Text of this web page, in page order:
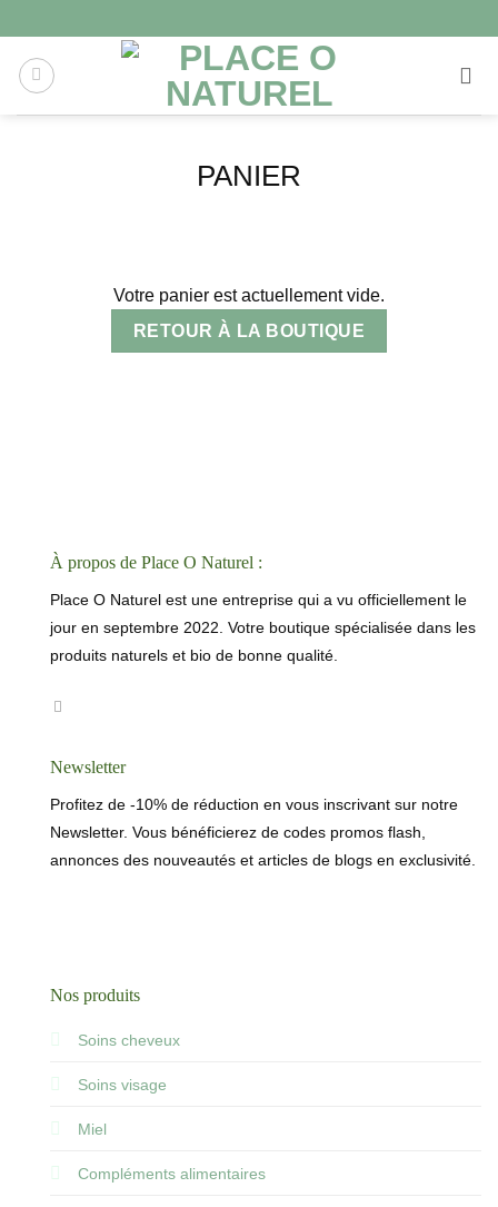
PANIER
Votre panier est actuellement vide.
RETOUR À LA BOUTIQUE
À propos de Place O Naturel :
Place O Naturel est une entreprise qui a vu officiellement le
jour en septembre 2022. Votre boutique spécialisée dans les
produits naturels et bio de bonne qualité.
Nos produits
Soins cheveux
Soins visage
Miel
Compléments alimentaires
Newsletter
Profitez de -10% de réduction en vous inscrivant sur notre
Newsletter. Vous bénéficierez de codes promos flash,
annonces des nouveautés et articles de blogs en exclusivité.